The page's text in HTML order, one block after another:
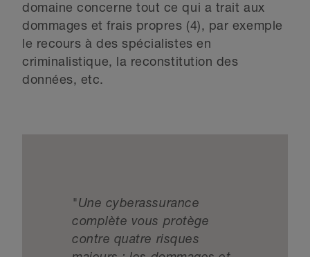
domaine concerne tout ce qui a trait aux
dommages et frais propres (4), par exemple
le recours à des spécialistes en
criminalistique, la reconstitution des
données, etc.
"Une cyberassurance
complète vous protège
contre quatre risques